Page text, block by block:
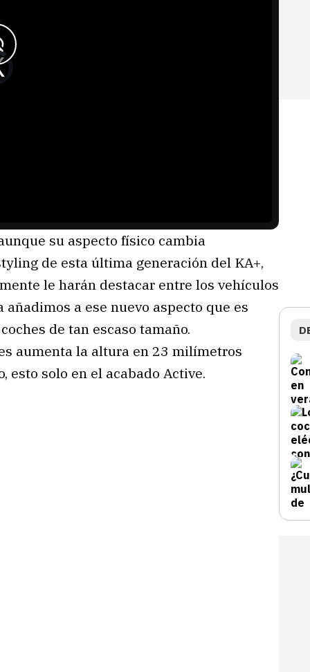
su aspecto físico cambia
de esta última generación del KA+,
le harán destacar entre los vehículos
a ese nuevo aspecto que es
de tan escaso tamaño.
aumenta la altura en 23 milímetros
esto solo en el acabado Active.